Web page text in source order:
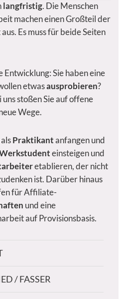
langfristig. Die Menschen
machen einen Großteil der
Es muss für beide Seiten
Entwicklung: Sie haben eine
etwasausprobieren?
uns stoßen Sie auf offene
Wege.
Praktikantanfangen und
einsteigen und
etablieren, der nicht
ist. Darüber hinaus
für Affiliate-
und eine
auf Provisionsbasis.
/ FASSER